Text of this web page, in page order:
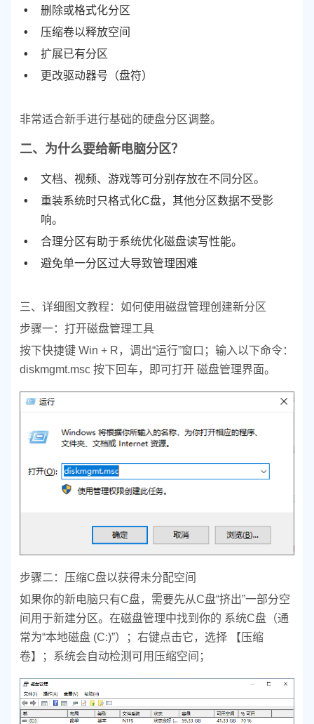
删除或格式化分区
压缩卷以释放空间
扩展已有分区
更改驱动器号（盘符）
非常适合新手进行基础的硬盘分区调整。
二、为什么要给新电脑分区？
文档、视频、游戏等可分别存放在不同分区。
重装系统时只格式化C盘，其他分区数据不受影
响。
合理分区有助于系统优化磁盘读写性能。
避免单一分区过大导致管理困难
三、详细图文教程：如何使用磁盘管理创建新分区
步骤一：打开磁盘管理工具
按下快捷键 Win + R，调出“运行”窗口； 输入以下命令：
diskmgmt.msc 按下回车，即可打开 磁盘管理界面。
步骤二：压缩C盘以获得未分配空间
如果你的新电脑只有C盘，需要先从C盘“挤出”一部分空
间用于新建分区。 在磁盘管理中找到你的 系统C盘（通
常为“本地磁盘 (C:)”）； 右键点击它，选择 【压缩
卷】； 系统会自动检测可用压缩空间；